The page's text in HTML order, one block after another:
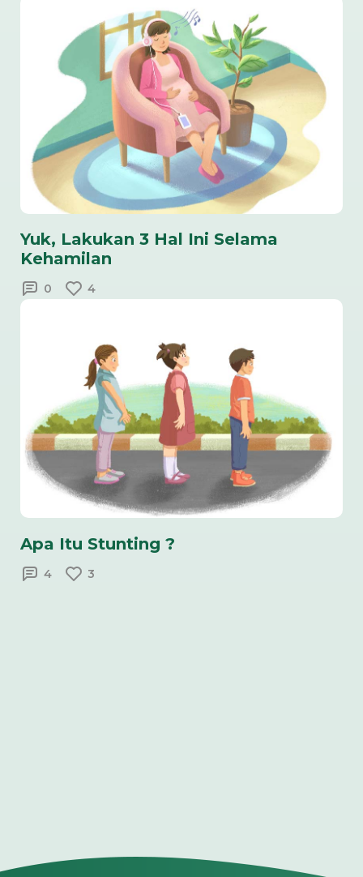
Yuk, Lakukan 3 Hal Ini Selama
Kehamilan
0 4
Apa Itu Stunting ?
4 3